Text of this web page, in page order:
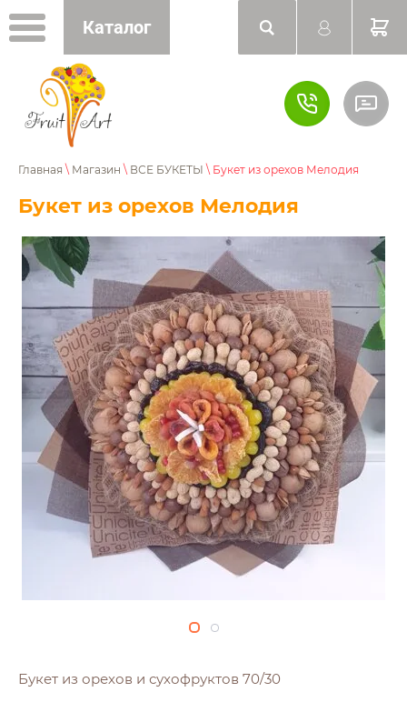
Каталог
Главная \ Магазин \ ВСЕ БУКЕТЫ \ Букет из орехов Мелодия
Букет из орехов Мелодия
Букет из орехов и сухофруктов 70/30